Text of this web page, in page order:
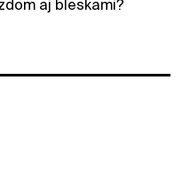
aj bleskami?